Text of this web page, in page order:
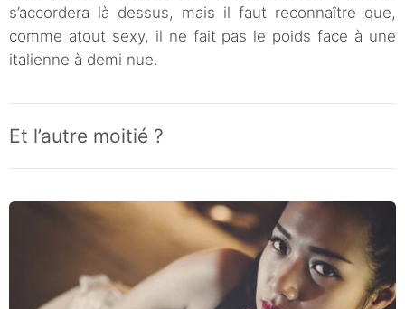
s’accordera là dessus, mais il faut reconnaître que,
comme atout sexy, il ne fait pas le poids face à une
italienne à demi nue.
Et l’autre moitié ?